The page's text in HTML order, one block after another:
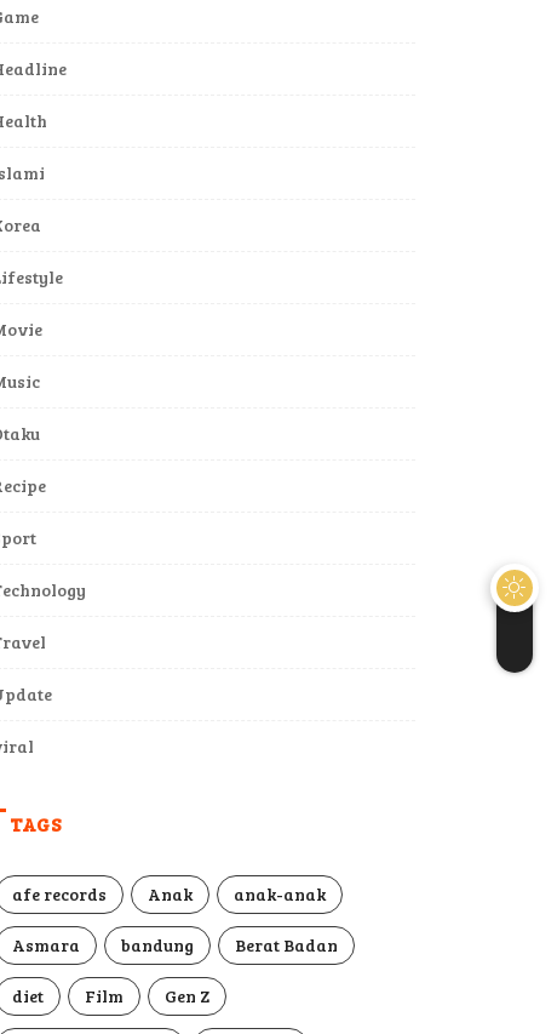
TAGS
afe records Anak anak-anak
Asmara bandung Berat Badan
diet Film Gen Z